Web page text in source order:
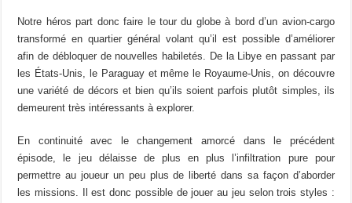
Notre héros part donc faire le tour du globe à bord d’un avion-cargo
transformé en quartier général volant qu’il est possible d’améliorer
afin de débloquer de nouvelles habiletés. De la Libye en passant par
les États-Unis, le Paraguay et même le Royaume-Unis, on découvre
une variété de décors et bien qu’ils soient parfois plutôt simples, ils
demeurent très intéressants à explorer.
En continuité avec le changement amorcé dans le précédent
épisode, le jeu délaisse de plus en plus l’infiltration pure pour
permettre au joueur un peu plus de liberté dans sa façon d’aborder
les missions. Il est donc possible de jouer au jeu selon trois styles :